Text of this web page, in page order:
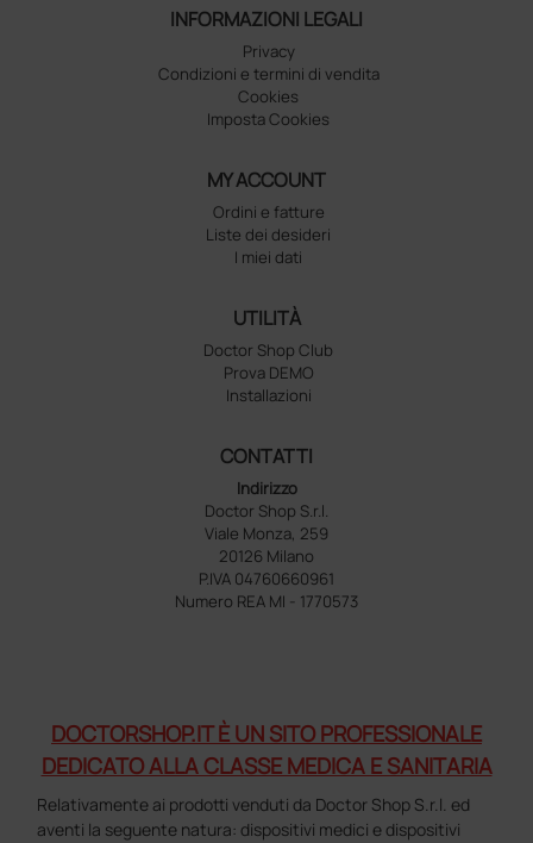
INFORMAZIONI LEGALI
Privacy
Condizioni e termini di vendita
Cookies
Imposta Cookies
MY ACCOUNT
Ordini e fatture
Liste dei desideri
I miei dati
UTILITÀ
Doctor Shop Club
Prova DEMO
Installazioni
CONTATTI
Indirizzo
Doctor Shop S.r.l.
Viale Monza, 259
20126 Milano
P.IVA 04760660961
Numero REA MI - 1770573
DOCTORSHOP.IT È UN SITO PROFESSIONALE
DEDICATO ALLA CLASSE MEDICA E SANITARIA
Relativamente ai prodotti venduti da Doctor Shop S.r.l. ed
aventi la seguente natura: dispositivi medici e dispositivi